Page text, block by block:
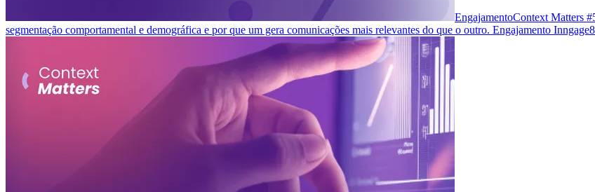
EngajamentoContext Matters
segmentação comportamental e demográfica e por que um gera comunicações mais relevantes do que o outro. Engajamento Inngage